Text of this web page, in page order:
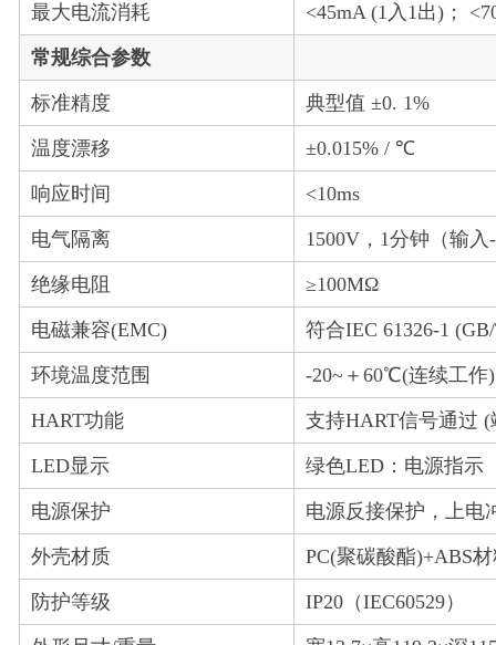
最大电流消耗 <45mA (1入1出)；
常规综合参数
标准精度 典型值 ±0. 1%
温度漂移 ±0.015% / ℃
响应时间 <10ms
电气隔离 1500V，1分钟（输
绝缘电阻 ≥100MΩ
电磁兼容(EMC) 符合IEC 61326-1
环境温度范围 -20~＋60℃(连续工作
HART功能 支持HART信号通过 (
LED显示 绿色LED：电源指示
电源保护 电源反接保护，上电
外壳材质 PC(聚碳酸酯)+ABS
防护等级 IP20（IEC60529）